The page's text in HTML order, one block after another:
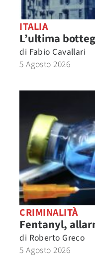
ITALIA
L’ultima
di Fabio Cavallari
5 Agosto 2026
CRIMINALITÀ
Fentanyl,
di Roberto Greco
5 Agosto 2026